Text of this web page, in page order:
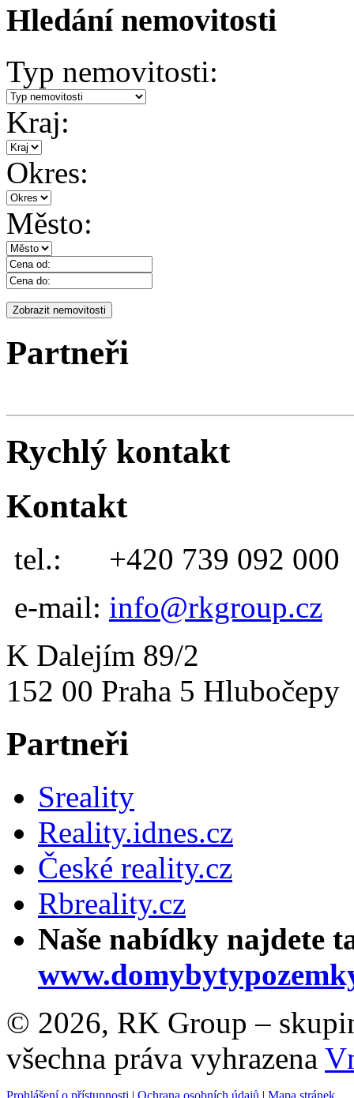
Hledání nemovitosti
Typ nemovitosti:
Kraj:
Okres:
Město:
Partneři
Rychlý kontakt
Kontakt
tel.: +420 739 092 000
e-mail: info@rkgroup.cz
K Dalejím 89/2
152 00 Praha 5 Hlubočepy
Partneři
Sreality
Reality.idnes.cz
České reality.cz
Rbreality.cz
Naše nabídky najdete
© 2026, RK Group –
všechna práva vyhrazena
Prohlášení o přístupnosti | Ochrana osobních údajů | Mapa stránek